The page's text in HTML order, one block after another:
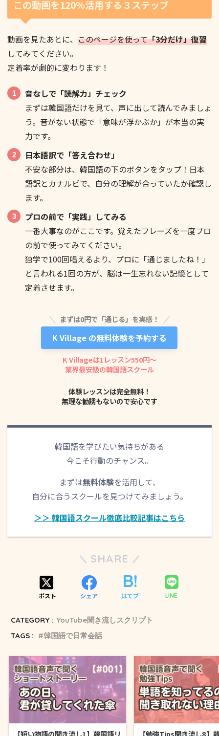
좋아요. 더 늦기 전에 얼른 가요!
아니요, 못 들었어요. 누가 가자고 했는데요?
지훈 씨가 날씨 좋으니까 피크닉 가자고 하더라고요.
진짜요? 저도 끼워달라고 전해주실래요?
당연하죠! 안 그래도 윤아 씨 바쁜지 물어보던데요?
정말요? 그럼 자세한 거 정해지면 저한테도 꼭 알려주
この動画を120%活用する３ステップ
動画を見たあとに、 このページを使って「3分だけ」復習
してみてください。
定着率が劇的に変わります！
音なしで「読解力」チェック
まずは韓国語だけを見て、声に出して読んでみましょ
う。音がない状態で「意味が浮かぶか」が本当の実
力です。
日本語訳で「答え合わせ」
不安な部分は、韓国語の下のボタンをタップ！日本
語訳とカナルビで、自分の理解が合っていたか確認し
ます。
プロの前で「実践」してみる
一番大事なのがここです。覚えたフレーズを一度プロ
の前で使ってみてください。
独学で100回唱えるより、プロに「通じましたね！」
と言われる1回の方が、脳は一生忘れない記憶として
定着させます。
まずは0円で「通じる」を実感！
K Village の無料体験を予約する
K Villageは1レッスン550円〜
業界最安級の韓国語スクール
体験レッスンは完全無料！
無理な勧誘もないので安心です
韓国語を学びたい気持ちがある
今こそ行動のチャンス。
まずは無料体験を活用して、
自分に合うスクールを見つけてみましょう。
＞＞ 韓国語スクール徹底比較記事はこちら
SHARE
ポスト シェア はてブ LINE
CATEGORY : YouTube聞き流しスクリプト
TAGS :
韓国語で日常会話
【短い物語の聞き流し1】韓国語リ 【勉強Tips聞き流し8】